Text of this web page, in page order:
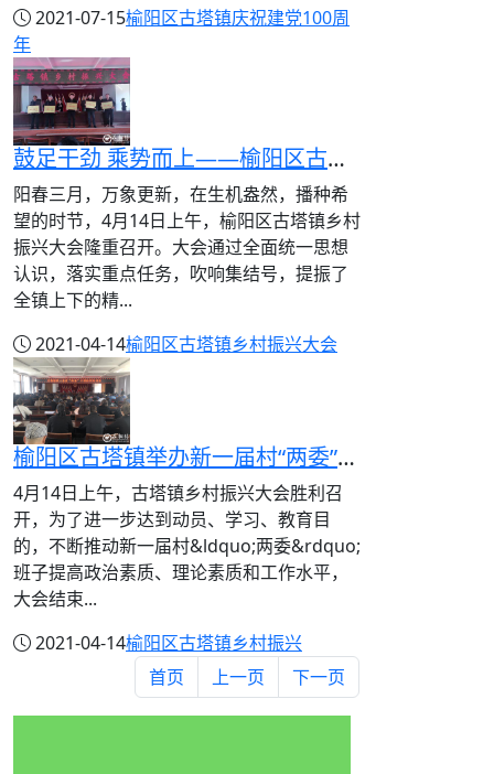
2021-07-15榆阳区古塔镇庆祝建党100周
年
鼓足干劲 乘势而上——榆阳区古塔镇乡村振兴大会隆重召开
阳春三月，万象更新，在生机盎然，播种希
望的时节，4月14日上午，榆阳区古塔镇乡村
振兴大会隆重召开。大会通过全面统一思想
认识，落实重点任务，吹响集结号，提振了
全镇上下的精...
2021-04-14榆阳区古塔镇乡村振兴大会
榆阳区古塔镇举办新一届村“两委”干部集中培训会
4月14日上午，古塔镇乡村振兴大会胜利召
开，为了进一步达到动员、学习、教育目
的，不断推动新一届村&ldquo;两委&rdquo;
班子提高政治素质、理论素质和工作水平，
大会结束...
2021-04-14榆阳区古塔镇乡村振兴
首页
上一页 下一页